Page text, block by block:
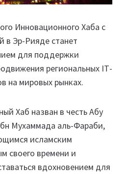
Инновационного Хаба с
в Эр-Рияде станет
для поддержки
региональных IТ-
на мировых рынках.
Хаб назван в честь Абу
Мухаммада аль-Фараби,
исламским
своего времени и
вдохновением для